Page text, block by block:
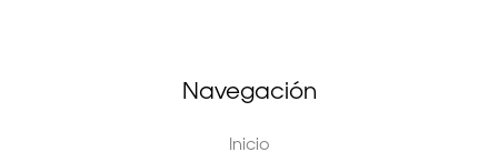
Navegación
Inicio